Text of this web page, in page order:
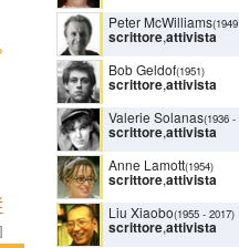
]
Peter McWilliams(1949
scrittore,attivista
Bob Geldof(1951)
scrittore,attivista
Valerie Solanas(1936 -
scrittore,attivista
Anne Lamott(1954)
scrittore,attivista
Liu Xiaobo(1955 - 2017)
scrittore,attivista